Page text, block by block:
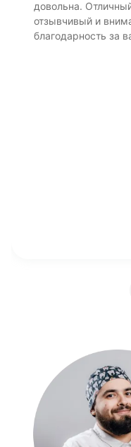
довольна.
отзывчивый и
благодарность за